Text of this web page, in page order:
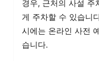
경우, 근처의 사설 주
게 주차할 수 있습니
시에는 온라인 사전
습니다.